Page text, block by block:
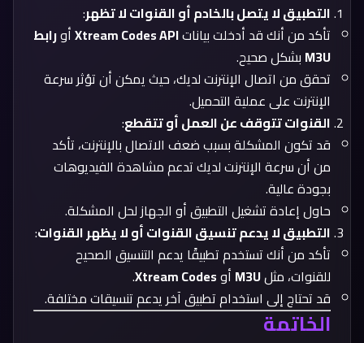
التطبيق لا يتصل بالخادم أو القنوات لا تظهر:
تأكد من أنك قد أدخلت بياناتXtream Codes APIأورابط
M3U بشكل صحيح.
تحقق من اتصال الإنترنت لديك، حيث يمكن أن تؤثر سرعة
الإنترنت على عملية التحميل.
القنوات تتوقف عن العمل أو تتقطع:
قد تكون المشكلة بسبب ضعف الاتصال بالإنترنت، تأكد
من أن سرعة الإنترنت لديك تدعم مشاهدة الفيديوهات
بجودة عالية.
حاول إعادة تشغيل التطبيق أو الجهاز لحل المشكلة.
التطبيق لا يدعم تنسيق القنوات أو لا يظهر القنوات:
تأكد من أنك تستخدم تطبيقًا يدعم التنسيق الصحيح
للقنوات، مثلM3U أوXtream Codes
.
قد تحتاج إلى استخدام تطبيق آخر يدعم تنسيقات مختلفة.
الخاتمة